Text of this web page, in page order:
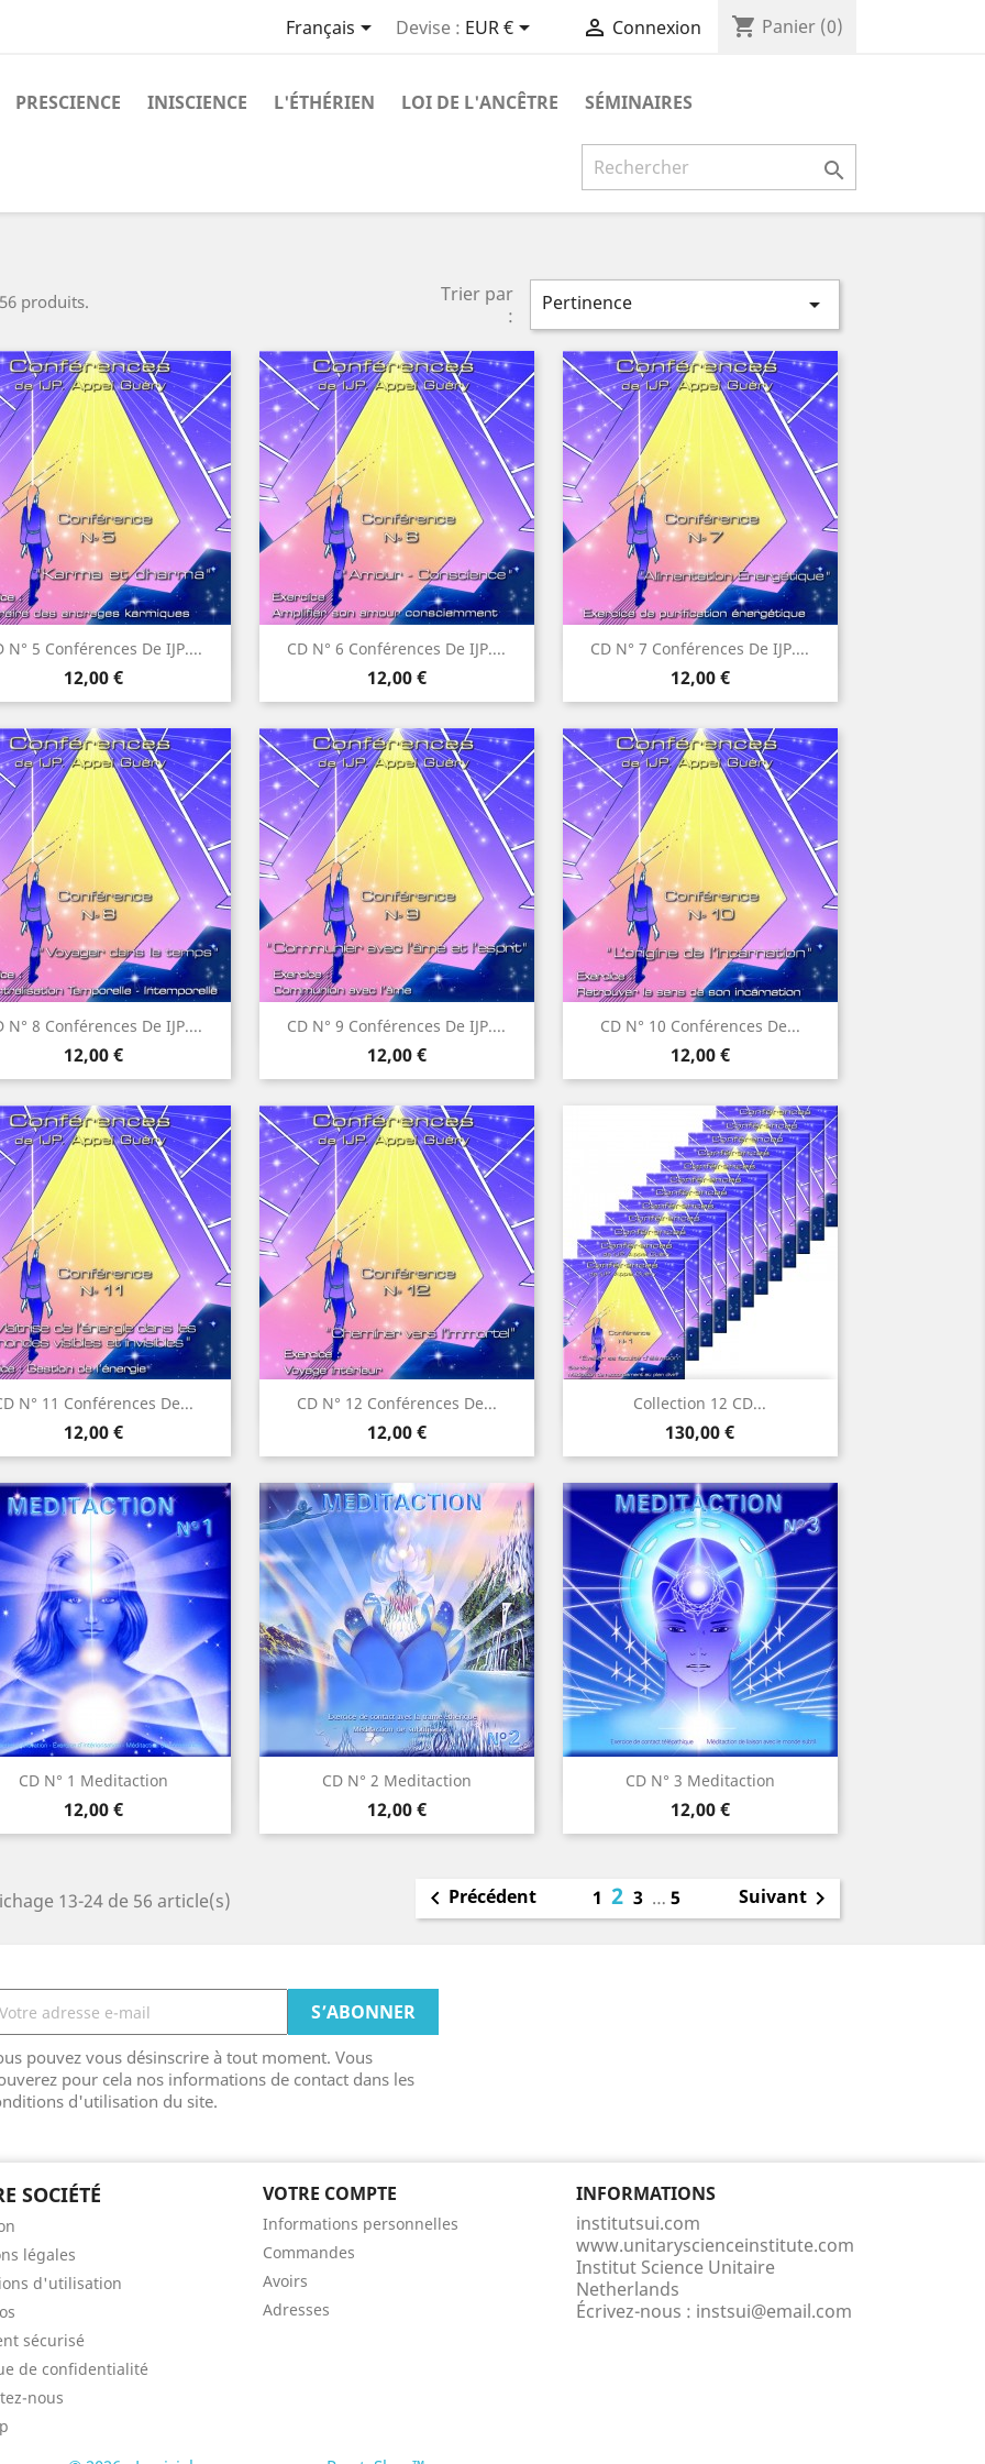
Français Devise : EUR €  Connexion shopping_cart Panier (0)
PRESCIENCE INISCIENCE L'ÉTHÉRIEN LOI DE L'ANCÊTRE SÉMINAIRES

produits.
Trier par
:
Pertinence 
N° 5 Conférences De IJP....
Prix
12,00 €
 Aperçu rapide CD N° 6 Conférences De IJP....
Prix
12,00 €
 Aperçu rapide CD N° 7 Conférences De IJP....
Prix
12,00 €
 Aperçu rapide
N° 8 Conférences De IJP....
Prix
12,00 €
 Aperçu rapide CD N° 9 Conférences De IJP....
Prix
12,00 €
 Aperçu rapide CD N° 10 Conférences De...
Prix
12,00 €
Aperçu rapide
N° 11 Conférences De...
Prix
12,00 €
Aperçu rapide CD N° 12 Conférences De...
Prix
12,00 €
Aperçu rapide Collection 12 CD...
Prix
130,00 €
Aperçu rapide
CD N° 1 Meditaction
Prix
12,00 €
 Aperçu rapide CD N° 2 Meditaction
Prix
12,00 €
 Aperçu rapide CD N° 3 Meditaction
Prix
12,00 €
 Aperçu rapide
13-24 de 56 article(s)  Précédent 1 2 3 … 5 Suivant
pouvez vous désinscrire à tout moment. Vous
pour cela nos informations de contact dans les
d'utilisation du site.
SOCIÉTÉ
légales
d'utilisation
sécurisé
de confidentialité
nous
VOTRE COMPTE
Informations personnelles
Commandes
Avoirs
Adresses
INFORMATIONS
institutsui.com
www.unitaryscienceinstitute.com
Institut Science Unitaire
Netherlands
Écrivez-nous : instsui@email.com